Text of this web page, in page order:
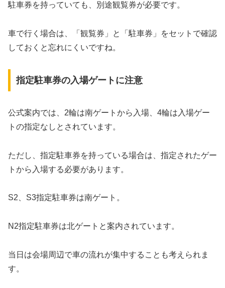
駐車券を持っていても、別途観覧券が必要です。
車で行く場合は、「観覧券」と「駐車券」をセットで確認
しておくと忘れにくいですね。
指定駐車券の入場ゲートに注意
公式案内では、2輪は南ゲートから入場、4輪は入場ゲー
トの指定なしとされています。
ただし、指定駐車券を持っている場合は、指定されたゲー
トから入場する必要があります。
S2、S3指定駐車券は南ゲート。
N2指定駐車券は北ゲートと案内されています。
当日は会場周辺で車の流れが集中することも考えられま
す。